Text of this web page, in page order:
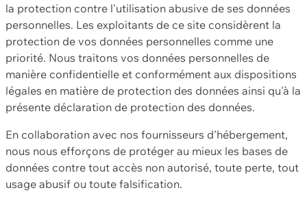
la protection contre l'utilisation abusive de ses données
personnelles. Les exploitants de ce site considèrent la
protection de vos données personnelles comme une
priorité. Nous traitons vos données personnelles de
manière confidentielle et conformément aux dispositions
légales en matière de protection des données ainsi qu'à la
présente déclaration de protection des données.
En collaboration avec nos fournisseurs d'hébergement,
nous nous efforçons de protéger au mieux les bases de
données contre tout accès non autorisé, toute perte, tout
usage abusif ou toute falsification.